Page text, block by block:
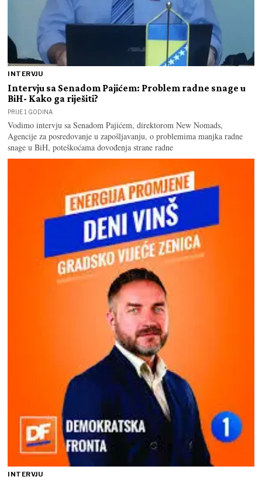
INTERVJU
Intervju sa Senadom Pajićem: Problem radne snage u
BiH- Kako ga riješiti?
PRIJE 1 GODINA
Vodimo intervju sa Senadom Pajićem, direktorom New Nomads,
Agencije za posredovanje u zapošljavanju, o problemima manjka radne
snage u BiH, poteškoćama dovođenja strane radne
INTERVJU